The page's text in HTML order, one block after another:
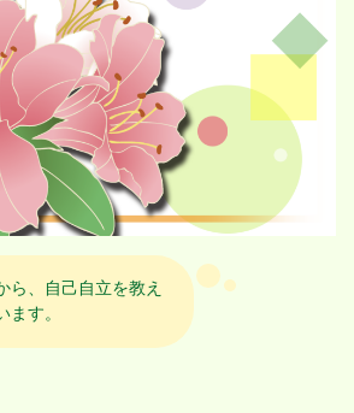
ら、自己自立を教え
ます。